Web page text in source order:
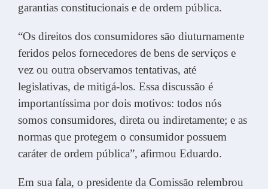
garantias constitucionais e de ordem pública.
“Os direitos dos consumidores são diuturnamente
feridos pelos fornecedores de bens de serviços e
vez ou outra observamos tentativas, até
legislativas, de mitigá-los. Essa discussão é
importantíssima por dois motivos: todos nós
somos consumidores, direta ou indiretamente; e as
normas que protegem o consumidor possuem
caráter de ordem pública”, afirmou Eduardo.
Em sua fala, o presidente da Comissão relembrou